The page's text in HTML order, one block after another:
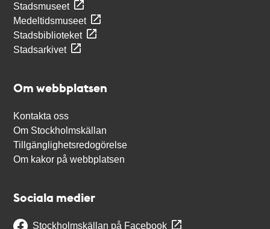
Stadsmuseet
Medeltidsmuseet
Stadsbiblioteket
Stadsarkivet
Om webbplatsen
Kontakta oss
Om Stockholmskällan
Tillgänglighetsredogörelse
Om kakor på webbplatsen
Sociala medier
Stockholmskällan på Facebook